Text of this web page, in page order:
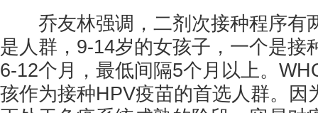
乔友林强调，二剂次接种程序有
是人群，9-14岁的女孩子，一个是接
6-12个月，最低间隔5个月以上。
孩作为接种HPV疫苗的首选人群。因